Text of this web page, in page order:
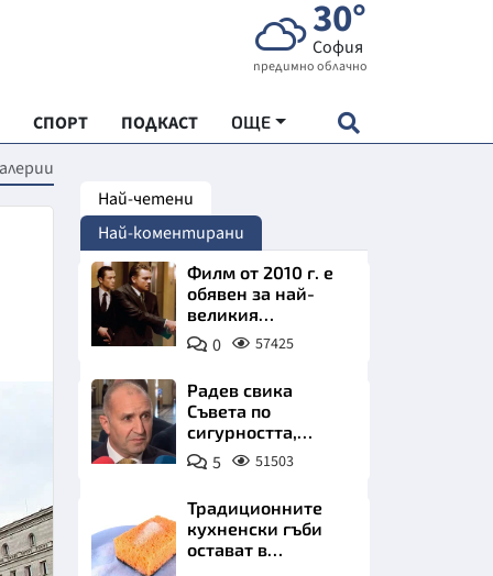
30°
София
предимно облачно
СПОРТ ПОДКАСТ ОЩЕ
"ЧУДЕСАТА НА БЪЛГАРИЯ"
ХРАНА
Най-четени
Най-коментирани
Филм от 2010 г. е
обявен за най-
великия
психологически
трилър в
0 57425
Радев свика
Съвета по
сигурността,
следва ключово
изявление
5 51503
Традиционните
кухненски гъби
остават в